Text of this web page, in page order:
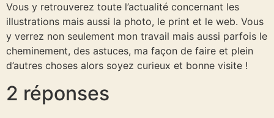
Vous y retrouverez toute l’actualité concernant les
illustrations mais aussi la photo, le print et le web. Vous
y verrez non seulement mon travail mais aussi parfois le
cheminement, des astuces, ma façon de faire et plein
d’autres choses alors soyez curieux et bonne visite !
2 réponses